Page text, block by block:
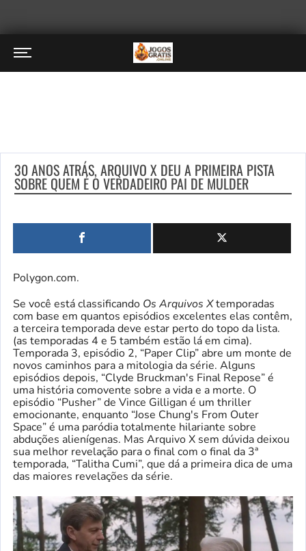
30 ANOS ATRÁS, ARQUIVO X DEU A PRIMEIRA PISTA
SOBRE QUEM É O VERDADEIRO PAI DE MULDER
Polygon.com.
Se você está classificando Os Arquivos Xtemporadas
com base em quantos episódios excelentes elas contêm,
a terceira temporada deve estar perto do topo da lista.
(as temporadas 4 e 5 também estão lá em cima).
Temporada 3, episódio 2, “Paper Clip” abre um monte de
novos caminhos para a mitologia da série. Alguns
episódios depois, “Clyde Bruckman's Final Repose” é
uma história comovente sobre a vida e a morte. O
episódio “Pusher” de Vince Gilligan é um thriller
emocionante, enquanto “Jose Chung's From Outer
Space” é uma paródia totalmente hilariante sobre
abduções alienígenas. Mas Arquivo X sem dúvida deixou
sua melhor revelação para o final com o final da 3ª
temporada, “Talitha Cumi”, que dá a primeira dica de uma
das maiores revelações da série.